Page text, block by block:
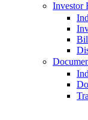
Investor